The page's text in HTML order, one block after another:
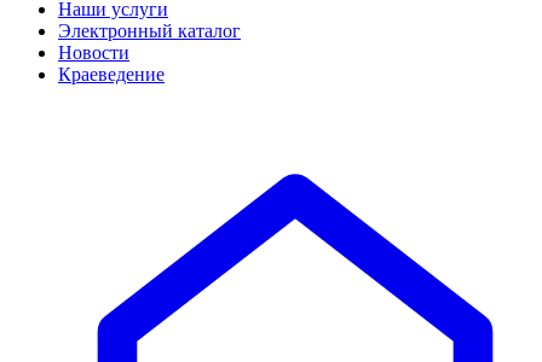
Наши услуги
Электронный каталог
Новости
Краеведение